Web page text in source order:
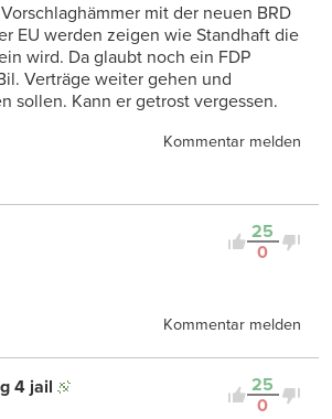
mit der neuen BRD
EU werden zeigen wie Standhaft die
wird. Da glaubt noch ein FDP
Verträge weiter gehen und
sollen. Kann er getrost vergessen.
Kommentar melden
25
0
Kommentar melden
25
0
4 jail